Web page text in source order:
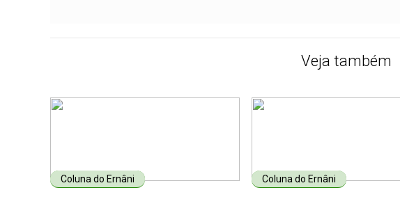
Veja também
Coluna do Ernâni Coluna do Ernâni